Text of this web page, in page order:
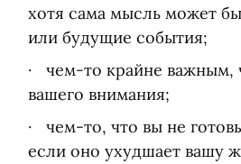
хотя сама мысль может
или будущие события;
чем-то крайне важным,
вашего внимания;
чем-то, что вы не
если оно ухудшает вашу